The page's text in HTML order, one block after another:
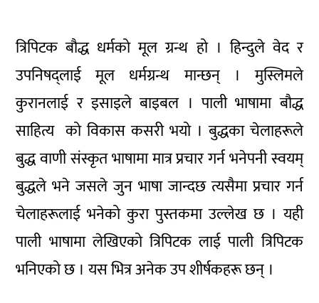
त्रिपिटक बौद्ध धर्मको मूल ग्रन्थ हो । हिन्दुले वेद र
उपनिषद्लाई मूल धर्मग्रन्थ मान्छन् । मुस्लिमले
कुरानलाई र इसाइले बाइबल । पाली भाषामा बौद्ध
साहित्य को विकास कसरी भयो । बुद्धका चेलाहरूले
बुद्ध वाणी संस्कृत भाषामा मात्र प्रचार गर्न भनेपनी स्वयम्
बुद्धले भने जसले जुन भाषा जान्दछ त्यसैमा प्रचार गर्न
चेलाहरूलाई भनेको कुरा पुस्तकमा उल्लेख छ । यही
पाली भाषामा लेखिएको त्रिपिटक लाई पाली त्रिपिटक
भनिएको छ । यस भित्र अनेक उप शीर्षकहरू छन् ।